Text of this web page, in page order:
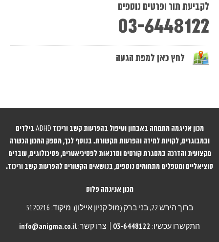
לקביעת תור ופרטים נוספים
03-6448122
לחץ כאן למפת הגעה
מכון אניגמה מתמחה באבחון וטיפול בהפרעות קשב וריכוז ADHD בילדים
ובמבוגרים, לקויות למידה והפרעות תקשורת. בנוסף לכך, מספק המכון הכשרה
מקצועית והדרכה במסגרת קורסים וסדנאות לפסיכיאטרים, פסיכולוגים, עובדים
סוציאליים ומטפלים מתחומים נוספים, בנושאים הקשורים להפרעות קשב וריכוז.
מכון אניגמה פלוס
ברוך הירש 22,
בני ברק (מול קניון איילון), מיקוד: 5120216
התקשרו עכשיו: 03-6448122 צרו קשר: info@anigma.co.il